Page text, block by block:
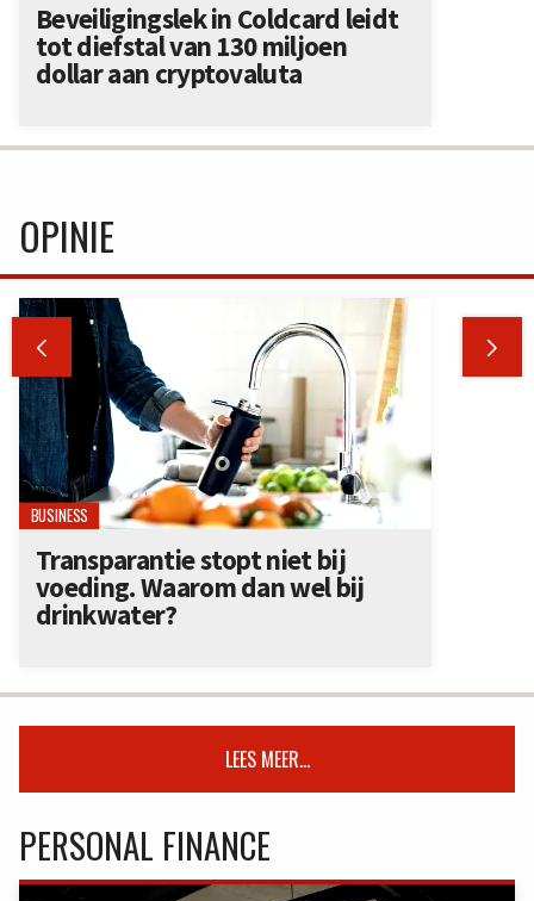
Beveiligingslek in Coldcard leidt
tot diefstal van 130 miljoen
dollar aan cryptovaluta
OPINIE
 
BUSINESS
Transparantie stopt niet bij
voeding. Waarom dan wel bij
drinkwater?
LEES MEER...
PERSONAL FINANCE